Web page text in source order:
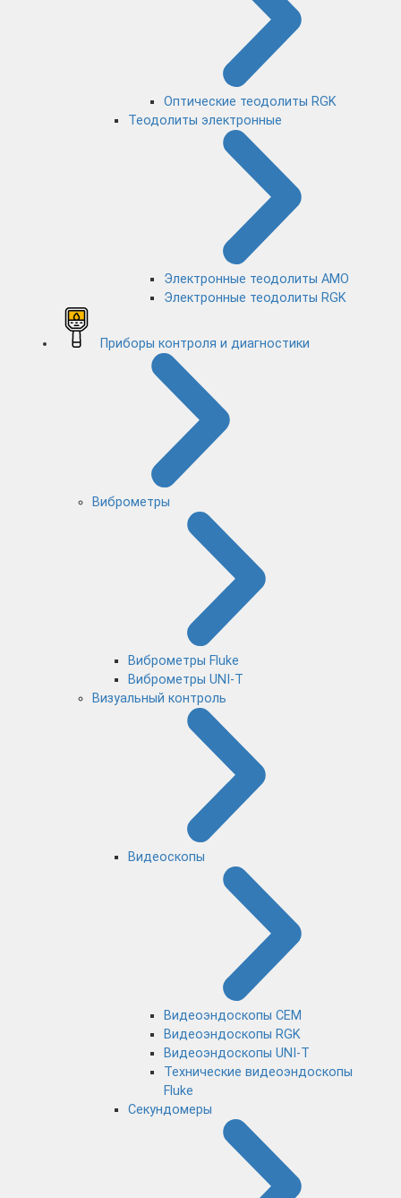
Оптические теодолиты RGK
Теодолиты электронные
Электронные теодолиты AMO
Электронные теодолиты RGK
Приборы контроля и диагностики
Виброметры
Виброметры Fluke
Виброметры UNI-T
Визуальный контроль
Видеоскопы
Видеоэндоскопы CEM
Видеоэндоскопы RGK
Видеоэндоскопы UNI-T
Технические видеоэндоскопы
Fluke
Секундомеры